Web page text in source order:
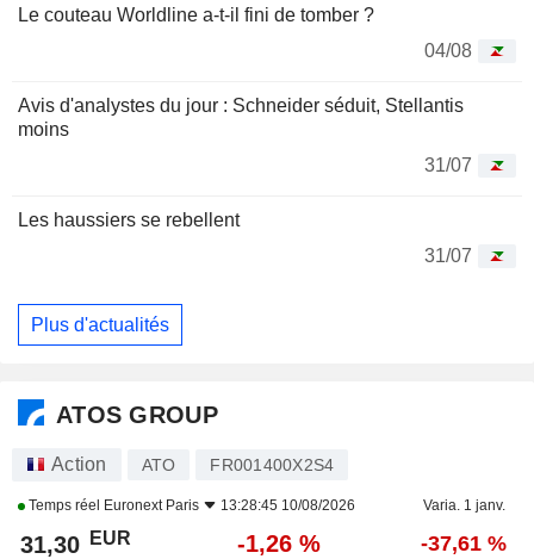
Le couteau Worldline a-t-il fini de tomber ?
04/08
Avis d'analystes du jour : Schneider séduit, Stellantis
moins
31/07
Les haussiers se rebellent
31/07
Plus d'actualités
ATOS GROUP
Action ATO FR001400X2S4
Temps réel Euronext Paris 13:28:45 10/08/2026 Varia. 1 janv.
31,30 EUR -1,26 % -37,61 %